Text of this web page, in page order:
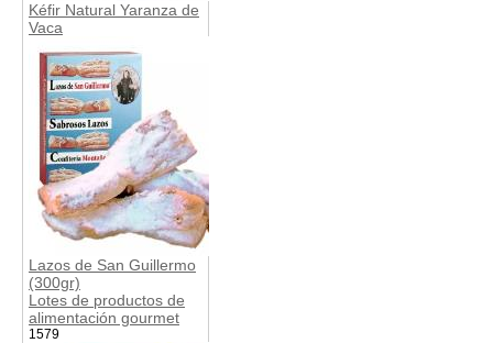
Kéfir Natural Yaranza de
Vaca
Lazos de San Guillermo
(300gr)
Lotes de productos de
alimentación gourmet
1579